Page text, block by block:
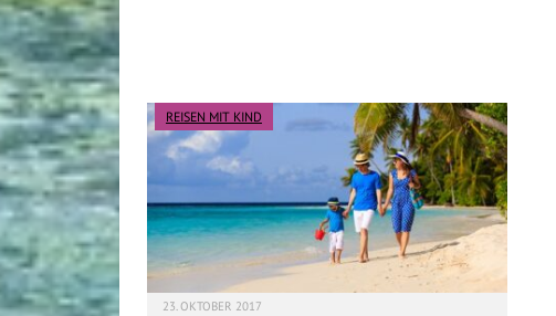
REISEN MIT KIND
23. OKTOBER 2017